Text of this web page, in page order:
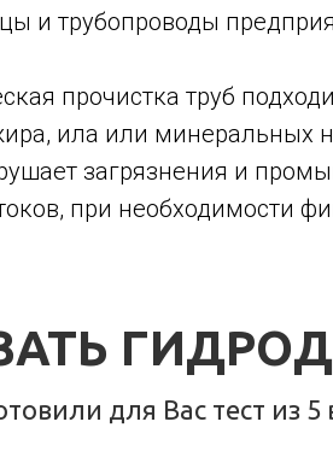
и трубопроводы
прочистка труб
ила или минеральных
загрязнения и
при необходимости
для Вас тест из 5